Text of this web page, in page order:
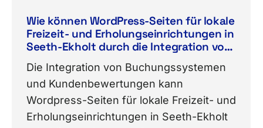
Wie können WordPress-Seiten für lokale
Freizeit- und Erholungseinrichtungen in
Seeth-Ekholt durch die Integration von
Buchungssystemen und
Kundenbewertungen verbessert
werden?
Die Integration von Buchungssystemen
und Kundenbewertungen kann
Wordpress-Seiten für lokale Freizeit- und
Erholungseinrichtungen in Seeth-Ekholt